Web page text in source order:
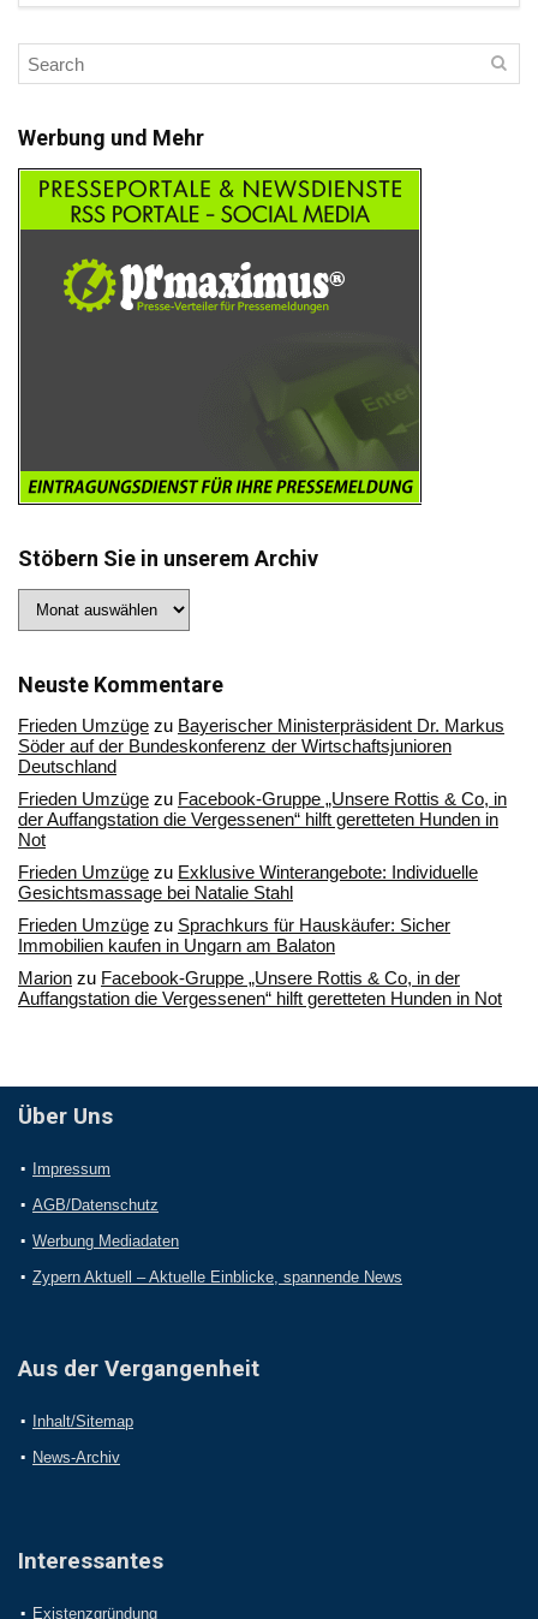
Werbung und Mehr
Stöbern Sie in unserem Archiv
Sie
Archiv
Neuste Kommentare
Frieden Umzüge zu Bayerischer Ministerpräsident Dr. Markus
Söder auf der Bundeskonferenz der Wirtschaftsjunioren
Deutschland
Frieden Umzüge zu Facebook-Gruppe „Unsere Rottis & Co, in
der Auffangstation die Vergessenen“ hilft geretteten Hunden in
Not
Frieden Umzüge zu Exklusive Winterangebote: Individuelle
Gesichtsmassage bei Natalie Stahl
Frieden Umzüge zu Sprachkurs für Hauskäufer: Sicher
Immobilien kaufen in Ungarn am Balaton
Marion zu Facebook-Gruppe „Unsere Rottis & Co, in der
Auffangstation die Vergessenen“ hilft geretteten Hunden in Not
Über Uns
Impressum
AGB/Datenschutz
Werbung Mediadaten
Zypern Aktuell – Aktuelle Einblicke, spannende News
Aus der Vergangenheit
Inhalt/Sitemap
News-Archiv
Interessantes
Existenzgründung